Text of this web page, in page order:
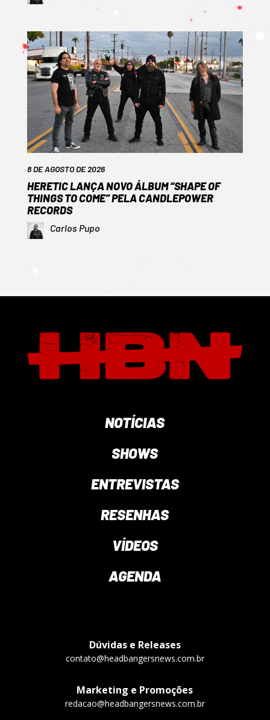
8 DE AGOSTO DE 2026
HERETIC LANÇA NOVO ÁLBUM “SHAPE OF
THINGS TO COME” PELA CANDLEPOWER
RECORDS
Carlos Pupo
NOTÍCIAS
SHOWS
ENTREVISTAS
RESENHAS
VÍDEOS
AGENDA
Dúvidas e Releases
contato@headbangersnews.com.br
Marketing e Promoções
redacao@headbangersnews.com.br